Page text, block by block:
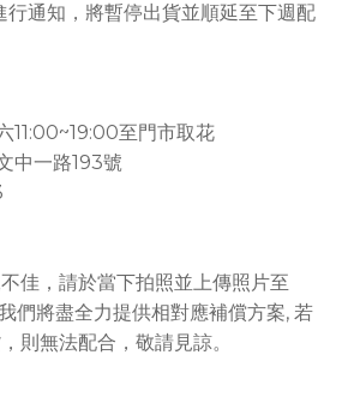
行通知，將暫停出貨並順延至下週配
11:00~19:00至門市取花
中一路193號
佳，請於當下拍照並上傳照片至
們將盡全力提供相對應補償方案, 若
則無法配合，敬請見諒。